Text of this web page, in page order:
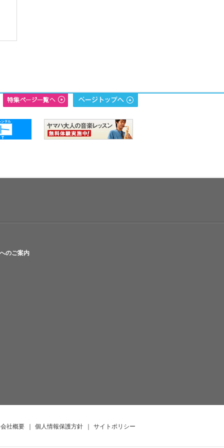
のご案内
会社概要 ｜ 個人情報保護方針 ｜ サイトポリシー